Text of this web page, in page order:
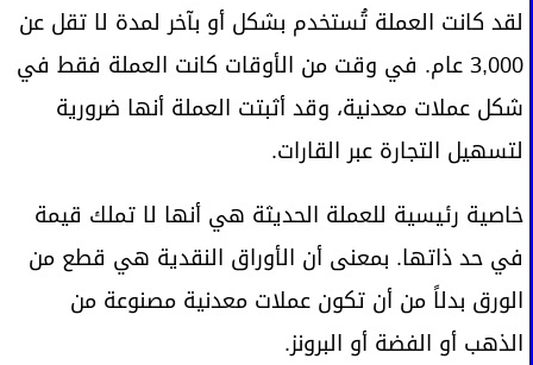
لقد كانت العملة تُستخدم بشكل أو بآخر لمدة لا تقل عن
3,000 عام. في وقت من الأوقات كانت العملة فقط في
شكل عملات معدنية، وقد أثبتت العملة أنها ضرورية
لتسهيل التجارة عبر القارات.
خاصية رئيسية للعملة الحديثة هي أنها لا تملك قيمة
في حد ذاتها. بمعنى أن الأوراق النقدية هي قطع من
الورق بدلاً من أن تكون عملات معدنية مصنوعة من
الذهب أو الفضة أو البرونز.